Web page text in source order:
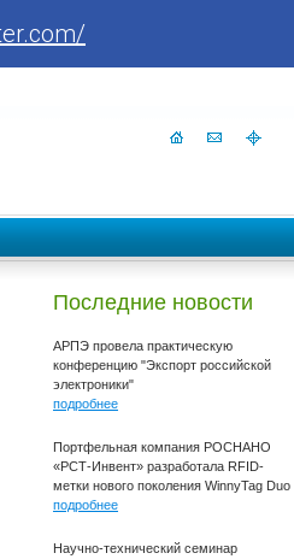
Последние новости
АРПЭ провела практическую
конференцию "Экспорт российской
электроники"
подробнее
Портфельная компания РОСНАНО
«РСТ-Инвент» разработала RFID-
метки нового поколения WinnyTag Duo
подробнее
Научно-технический семинар